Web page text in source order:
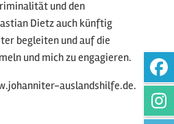
und den
Dietz auch künftig
begleiten und auf die
und mich zu engagieren.
auslandshilfe.de.